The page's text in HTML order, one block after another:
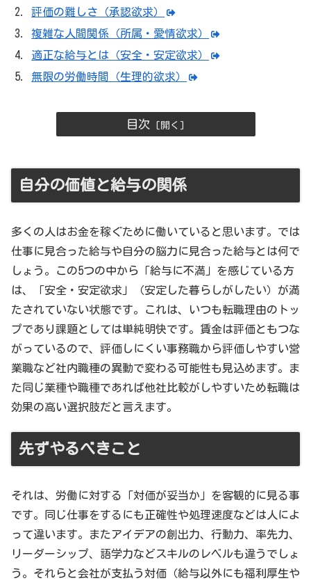
評価の難しさ（承認欲求）
複雑な人間関係（所属・愛情欲求）
適正な給与とは（安全・安定欲求）
無限の労働時間（生理的欲求）
目次
自分の価値と給与の関係
多くの人はお金を稼ぐために働いていると思います。では
仕事に見合った給与や自分の脳力に見合った給与とは何で
しょう。この5つの中から「給与に不満」を感じている方
は、「安全・安定欲求」（安定した暮らしがしたい）が満
たされていない状態です。これは、いつも転職理由のトッ
プであり課題としては単純明快です。賃金は評価ともつな
がっているので、評価しにくい事務職から評価しやすい営
業職など社内職種の異動で変わる可能性も見込めます。ま
た同じ業種や職種であれば他社比較がしやすいため転職は
効果の高い選択肢だと言えます。
先ずやるべきこと
それは、労働に対する「対価が妥当か」を客観的に見る事
です。同じ仕事をするにも正確性や処理速度などは人によ
って違います。またアイデアの創出力、行動力、率先力、
リーダーシップ、語学力などスキルのレベルも違うでしょ
う。それらと会社が支払う対価（給与以外にも福利厚生や